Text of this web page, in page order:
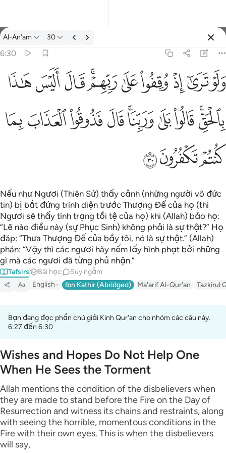
Tafsir: Al-An'am 6:30
Al-An'am 30
6:30
هاذا بالحق قالوا بلى وربنا قال فذوقوا العذاب بما كنتم تكفرون ٣٠
قَالُوا۟ بَلَىٰ وَرَبِّنَا ۚ قَالَ فَذُوقُوا۟ ٱلْعَذَابَ بِمَا كُنتُمْ تَكْفُرُونَ ٣٠ ﱝﱞﱟﱠﱡﱢﱣﱤﱥﱦ
ﱧﱨﱩﱪﱫﱬﱭﱮﱯﱰ
ﱱﱲﱳ
Nếu như Ngươi (Thiên Sứ) thấy cảnh (những người vô đức
tin) bị bắt đứng trình diện trước Thượng Đế của họ (thì
Ngươi sẽ thấy tình trạng tồi tệ của họ) khi (Allah) bảo họ:
“Lẽ nào điều này (sự Phục Sinh) không phải là sự thật?” Họ
đáp: “Thưa Thượng Đế của bầy tôi, nó là sự thật.” (Allah)
phán: “Vậy thì các ngươi hãy nếm lấy hình phạt bởi những
gì mà các ngươi đã từng phủ nhận.”
Tafsirs Bài học Suy ngẫm
Aa English Ibn Kathir (Abridged) Ma'arif Al-Qur'an Tazkirul
Bạn đang đọc phần chú giải Kinh Qur'an cho nhóm các câu này.
6:27 đến 6:30
Wishes and Hopes Do Not Help One
When He Sees the Torment
Allah mentions the condition of the disbelievers when
they are made to stand before the Fire on the Day of
Resurrection and witness its chains and restraints, along
with seeing the horrible, momentous conditions in the
Fire with their own eyes. This is when the disbelievers
will say,